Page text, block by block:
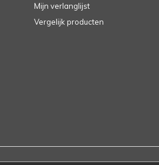
Mijn verlanglijst
Vergelijk producten